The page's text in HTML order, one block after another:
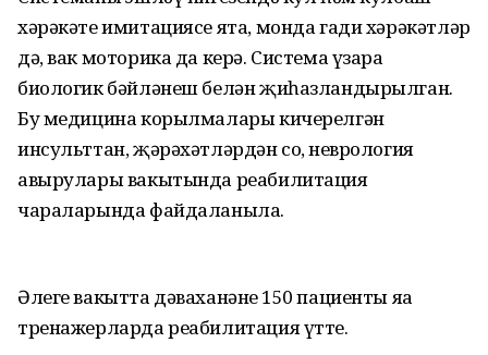
хәрәкәте имитациясе ята, монда гади хәрәкәтләр
дә, вак моторика да керә. Система үзара
биологик бәйләнеш белән җиһазландырылган.
Бу медицина корылмалары кичерелгән
инсульттан, җәрәхәтләрдән соң, неврология
авырулары вакытында реабилитация
чараларында файдаланыла.
Әлеге вакытта дәваханәнең 150 пациенты яңа
тренажерларда реабилитация үтте.